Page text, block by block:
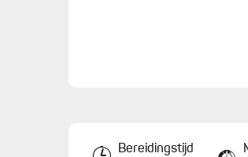
Bereidingstijd